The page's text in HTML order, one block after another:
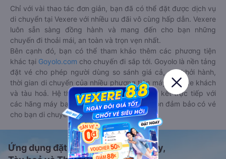
Chỉ với vài thao tác đơn giản, bạn đã có thể đặt được dịch vụ
di chuyển tại Vexere với nhiều ưu đãi vô cùng hấp dẫn. Vexere
luôn sẵn sàng đồng hành và mang đến cho bạn những
chuyến đi thoải mái, an toàn và trọn vẹn nhất.
Bên cạnh đó, bạn có thể tham khảo thêm các phương tiện
khác tại Goyolo.com cho chuyến đi sắp tới. Goyolo là nền tảng
đặt vé cho phép người dùng so sánh giá cả, giờ khởi hành,
thời gian di chuyển của nhiều phương tiện máy bay, xe khách
và tàu hoả. Hệ thống của Goyolo được liên kết trực tiếp với
các hãng máy bay, xe khách và tàu hoả, luôn đảm bảo có vé
cho bạn di chuyển.
Ứng dụng đặt vé Xe khách, Máy bay,